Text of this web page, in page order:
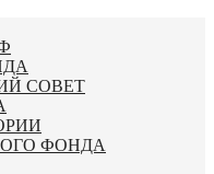
СОВЕТ
ФОНДА